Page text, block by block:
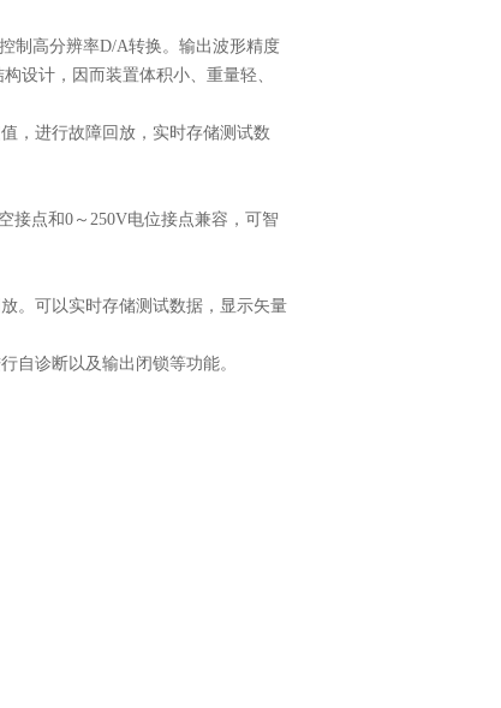
制高分辨率D/A转换。输出波形精度
设计，因而装置体积小、重量轻、
，进行故障回放，实时存储测试数
接点和0～250V电位接点兼容，可智
。可以实时存储测试数据，显示矢量
自诊断以及输出闭锁等功能。